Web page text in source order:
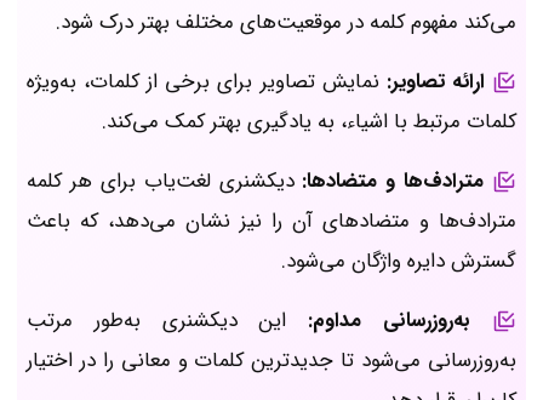
می‌کند مفهوم کلمه در موقعیت‌های مختلف بهتر درک شود.
ارائه تصاویر: نمایش تصاویر برای برخی از کلمات، به‌ویژه
کلمات مرتبط با اشیاء، به یادگیری بهتر کمک می‌کند.
مترادف‌ها و متضادها: دیکشنری لغت‌یاب برای هر کلمه
مترادف‌ها و متضادهای آن را نیز نشان می‌دهد، که باعث
گسترش دایره واژگان می‌شود.
به‌روزرسانی مداوم: این دیکشنری به‌طور مرتب
به‌روزرسانی می‌شود تا جدیدترین کلمات و معانی را در اختیار